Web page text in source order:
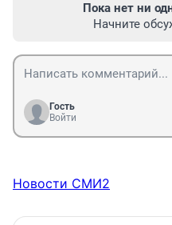
Пока нет ни
Начните
Гость
Войти
Новости СМИ2